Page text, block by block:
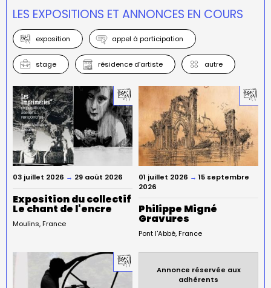
LES EXPOSITIONS ET ANNONCES EN COURS
exposition appel à participation
stage résidence d’artiste autre
03 juillet 2026 → 29 août 2026
Exposition du collectif
Le chant de l'encre
Moulins France
01 juillet 2026 → 15 septembre
2026
Philippe Migné
Gravures
Pont l'Abbé France
Annonce réservée aux
adhérents